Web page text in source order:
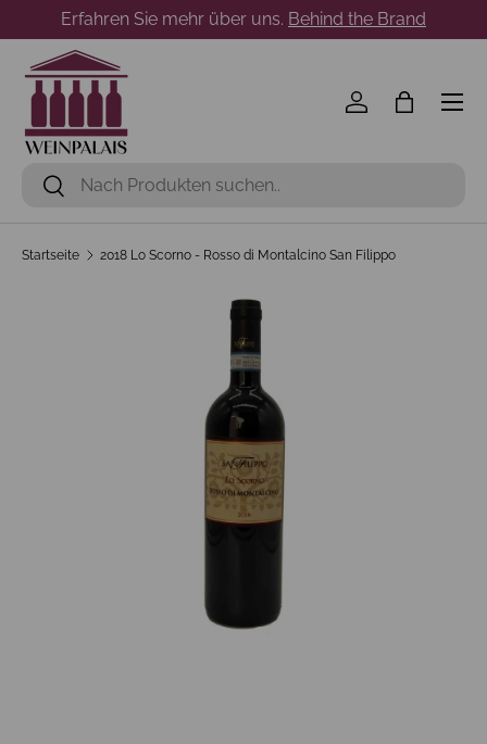
Direkt zum Inhalt
Erfahren Sie mehr über uns. Behind the Brand
Suchen
Suchen
Einloggen
Menü
Startseite 2018 Lo Scorno - Rosso di Montalcino San Filippo